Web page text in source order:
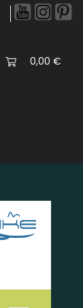
0,00 €